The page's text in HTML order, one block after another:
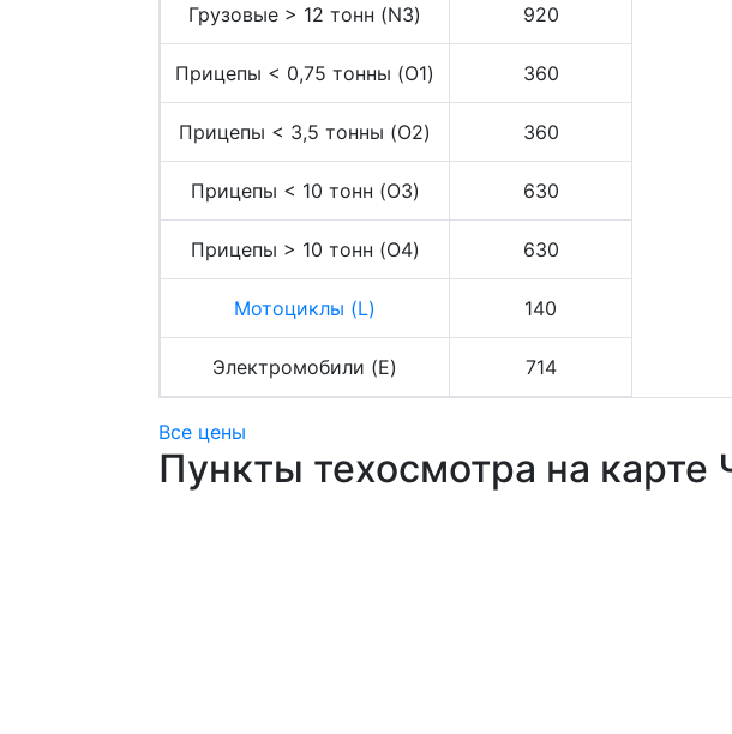
Грузовые > 12 тонн (N3) 920
Прицепы < 0,75 тонны (O1) 360
Прицепы < 3,5 тонны (O2) 360
Прицепы < 10 тонн (O3) 630
Прицепы > 10 тонн (O4) 630
Мотоциклы (L) 140
Электромобили (E) 714
Все цены
Пункты техосмотра на карте